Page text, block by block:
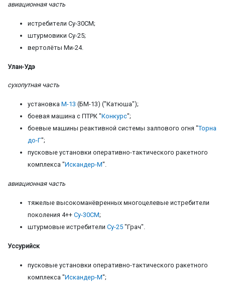
авиационная часть
истребители Су-30СМ;
штурмовики Су-25;
вертолёты Ми-24.
Улан-Удэ
сухопутная часть
установка М-13 (БМ-13) ("Катюша");
боевая машина с ПТРК "Конкурс";
боевые машины реактивной системы залпового огня "Торна
до-Г";
пусковые установки оперативно-тактического ракетного
комплекса "Искандер-М".
авиационная часть
тяжелые высокоманёвренных многоцелевые истребители
поколения 4++ Су-30СМ;
штурмовые истребители Су-25 "Грач".
Уссурийск
пусковые установки оперативно-тактического ракетного
комплекса "Искандер-М";